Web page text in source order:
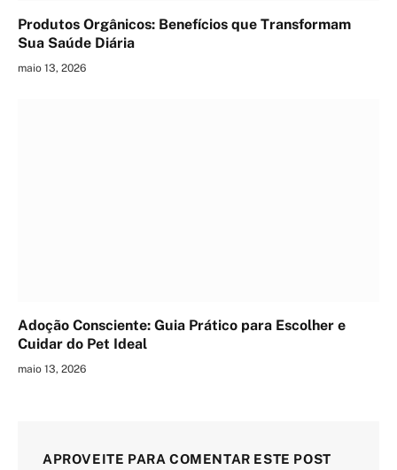
Produtos Orgânicos: Benefícios que Transformam
Sua Saúde Diária
maio 13, 2026
Adoção Consciente: Guia Prático para Escolher e
Cuidar do Pet Ideal
maio 13, 2026
APROVEITE PARA COMENTAR ESTE POST